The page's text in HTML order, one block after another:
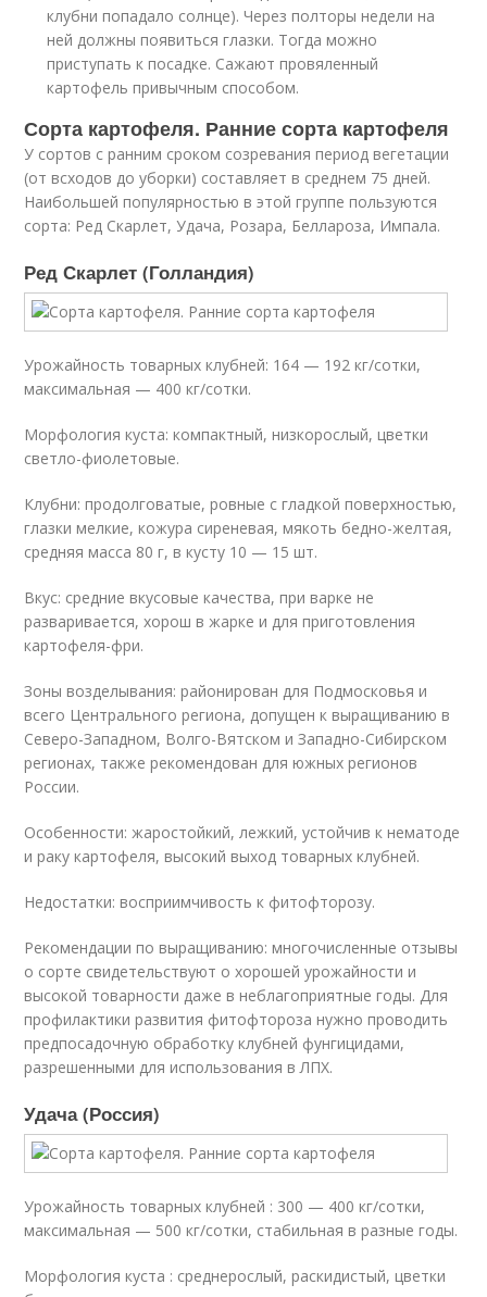
клубни попадало солнце). Через полторы недели на
ней должны появиться глазки. Тогда можно
приступать к посадке. Сажают провяленный
картофель привычным способом.
Сорта картофеля. Ранние сорта картофеля
У сортов с ранним сроком созревания период вегетации
(от всходов до уборки) составляет в среднем 75 дней.
Наибольшей популярностью в этой группе пользуются
сорта: Ред Скарлет, Удача, Розара, Беллароза, Импала.
Ред Скарлет (Голландия)
Урожайность товарных клубней: 164 — 192 кг/сотки,
максимальная — 400 кг/сотки.
Морфология куста: компактный, низкорослый, цветки
светло-фиолетовые.
Клубни: продолговатые, ровные с гладкой поверхностью,
глазки мелкие, кожура сиреневая, мякоть бедно-желтая,
средняя масса 80 г, в кусту 10 — 15 шт.
Вкус: средние вкусовые качества, при варке не
разваривается, хорош в жарке и для приготовления
картофеля-фри.
Зоны возделывания: районирован для Подмосковья и
всего Центрального региона, допущен к выращиванию в
Северо-Западном, Волго-Вятском и Западно-Сибирском
регионах, также рекомендован для южных регионов
России.
Особенности: жаростойкий, лежкий, устойчив к нематоде
и раку картофеля, высокий выход товарных клубней.
Недостатки: восприимчивость к фитофторозу.
Рекомендации по выращиванию: многочисленные отзывы
о сорте свидетельствуют о хорошей урожайности и
высокой товарности даже в неблагоприятные годы. Для
профилактики развития фитофтороза нужно проводить
предпосадочную обработку клубней фунгицидами,
разрешенными для использования в ЛПХ.
Удача (Россия)
Урожайность товарных клубней : 300 — 400 кг/сотки,
максимальная — 500 кг/сотки, стабильная в разные годы.
Морфология куста : среднерослый, раскидистый, цветки